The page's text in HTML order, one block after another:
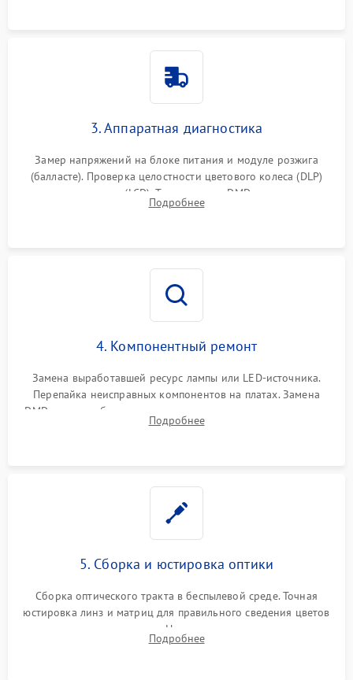
3. Аппаратная диагностика
Замер напряжений на блоке питания и модуле розжига
(балласте). Проверка целостности цветового колеса (DLP)
или поляризаторов (LCD). Тестирование DMD-чипа, датчиков
температуры и оптопар с помощью мультиметра и
Подробнее
4. Компонентный ремонт
Замена выработавшей ресурс лампы или LED-источника.
Перепайка неисправных компонентов на платах. Замена
DMD-чипа при битых пикселях, установка нового цветового
колеса или восстановление сгоревших поляризационных
Подробнее
5. Сборка и юстировка оптики
Сборка оптического тракта в беспылевой среде. Точная
юстировка линз и матриц для правильного сведения цветов
и устранения размытия. Надежное подключение всех
шлейфов, установка датчиков и закрытие корпуса
Подробнее